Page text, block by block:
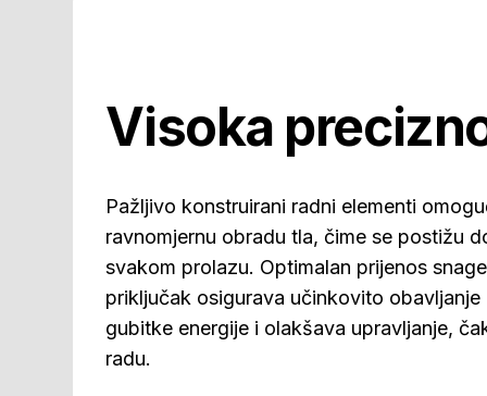
Visoka
Pažljivo konstruirani radni elementi
ravnomjernu obradu tla, čime se postižu
svakom prolazu. Optimalan prijenos
priključak osigurava učinkovito obavljanje
gubitke energije i olakšava upravljanje,
radu.